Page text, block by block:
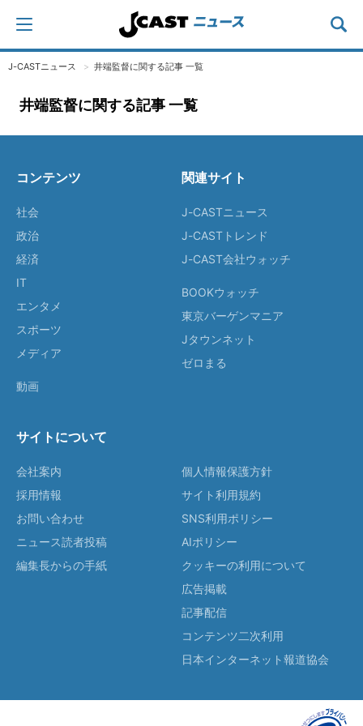
J-CASTニュース 井端監督に関する記事 一覧
井端監督に関する記事 一覧
コンテンツ
社会
政治
経済
IT
エンタメ
スポーツ
メディア
動画
関連サイト
J-CASTニュース
J-CASTトレンド
J-CAST会社ウォッチ
BOOKウォッチ
東京バーゲンマニア
Jタウンネット
ゼロまる
サイトについて
会社案内
採用情報
お問い合わせ
ニュース読者投稿
編集長からの手紙
個人情報保護方針
サイト利用規約
SNS利用ポリシー
AIポリシー
クッキーの利用について
広告掲載
記事配信
コンテンツ二次利用
日本インターネット報道協会